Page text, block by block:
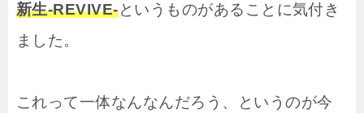
新生-REVIVE-というものがあることに気付き
ました。
これって一体なんなんだろう、というのが今